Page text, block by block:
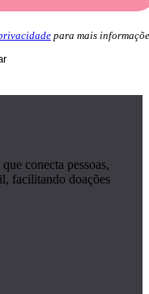
para mais
conecta pessoas,
facilitando doações